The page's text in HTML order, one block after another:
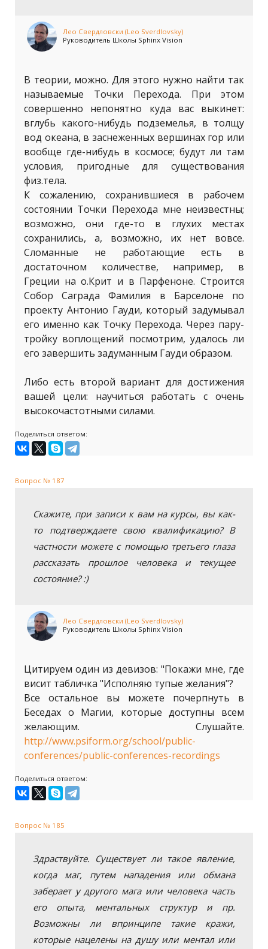
Лео Свердловски (Leo Sverdlovsky)
Руководитель Школы Sphinx Vision
В теории, можно. Для этого нужно найти так
называемые Точки Перехода. При этом
совершенно непонятно куда вас выкинет:
вглубь какого-нибудь подземелья, в толщу
вод океана, в заснеженных вершинах гор или
вообще где-нибудь в космосе; будут ли там
условия, пригодные для существования
физ.тела.
К сожалению, сохранившиеся в рабочем
состоянии Точки Перехода мне неизвестны;
возможно, они где-то в глухих местах
сохранились, а, возможно, их нет вовсе.
Сломанные не работающие есть в
достаточном количестве, например, в
Греции на о.Крит и в Парфеноне. Строится
Собор Саграда Фамилия в Барселоне по
проекту Антонио Гауди, который задумывал
его именно как Точку Перехода. Через пару-
тройку воплощений посмотрим, удалось ли
его завершить задуманным Гауди образом.
Либо есть второй вариант для достижения
вашей цели: научиться работать с очень
высокочастотными силами.
Поделиться ответом:
Вопрос № 187
Скажите, при записи к вам на курсы, вы как-
то подтверждаете свою квалификацию? В
частности можете с помощью третьего глаза
рассказать прошлое человека и текущее
состояние? :)
Лео Свердловски (Leo Sverdlovsky)
Руководитель Школы Sphinx Vision
Цитируем один из девизов: "Покажи мне, где
висит табличка "Исполняю тупые желания"?
Все остальное вы можете почерпнуть в
Беседах о Магии, которые доступны всем
желающим. Слушайте.
http://www.psiform.org/school/public-
conferences/public-conferences-recordings
Поделиться ответом:
Вопрос № 185
Здраствуйте. Существует ли такое явление,
когда маг, путем нападения или обмана
заберает у другого мага или человека часть
его опыта, ментальных структур и пр.
Возможны ли впринципе такие кражи,
которые нацелены на душу или ментал или